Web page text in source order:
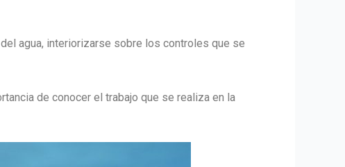
agua, interiorizarse sobre los controles que se
de conocer el trabajo que se realiza en la